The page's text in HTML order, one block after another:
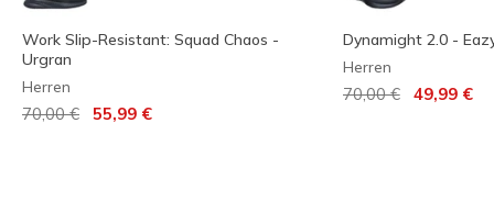
Work Slip-Resistant: Squad Chaos -
Urgran
Herren
Reduziert von
70,00 € auf
55,99 €
Dynamight 2.0 -
Herren
Reduziert von
70,00 €auf49,99 €